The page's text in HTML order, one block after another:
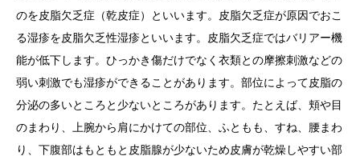
のを皮脂欠乏症（乾皮症）といいます。皮脂欠乏症が原因でおこ
る湿疹を皮脂欠乏性湿疹といいます。皮脂欠乏症ではバリアー機
能が低下します。ひっかき傷だけでなく衣類との摩擦刺激などの
弱い刺激でも湿疹ができることがあります。部位によって皮脂の
分泌の多いところと少ないところがあります。たとえば、頬や目
のまわり、上腕から肩にかけての部位、ふともも、すね、腰まわ
り、下腹部はもともと皮脂腺が少ないため皮膚が乾燥しやすい部